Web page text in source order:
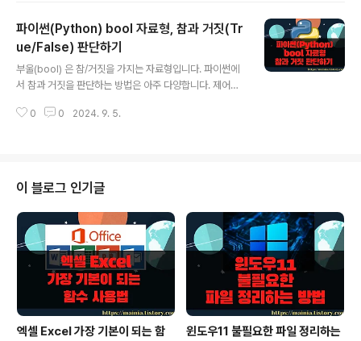
다. ▼ 그림자 유형인 Shadow 의 상수값은 다음과 같습
니다. ▼ 프레임 모양과 그림자 유형을 적용했을 때 어떻
게 적용되는지 알 수 있는 표입니다. ▼ 프레임의 모양과
그림자 유형을 하나 골라서 QFrame 을 추가해 보았습니
유형의 적용을 위해서 setFrameShadow() 를 사용합니
파이썬(Python) bool 자료형, 참과 거짓(Tr
ue/False) 판단하기
부울(bool) 은 참/거짓을 가지는 자료형입니다. 파이썬에
서 참과 거짓을 판단하는 방법은 아주 다양합니다. 제어문,
나씩 알아보겠습니다. ◎ 1. 참/거짓 저장하기 ▼ 부울(bo
bool 클래스라는 것을 알 수 있습니다.true_data = Tru
e;print(type(true_data))false_data = False;print(t
ype(false_data)) [결과] ◎ 2. 자료형 참/거짓 판단하
기 ▼ 파이썬에서 사용하는 모든 자료형은 참과 거짓 중 하
나..
0 0 2024. 9. 5.
이 블로그 인기글
엑셀 Excel 가장 기본이 되는 함
윈도우11 불필요한 파일 정리하는